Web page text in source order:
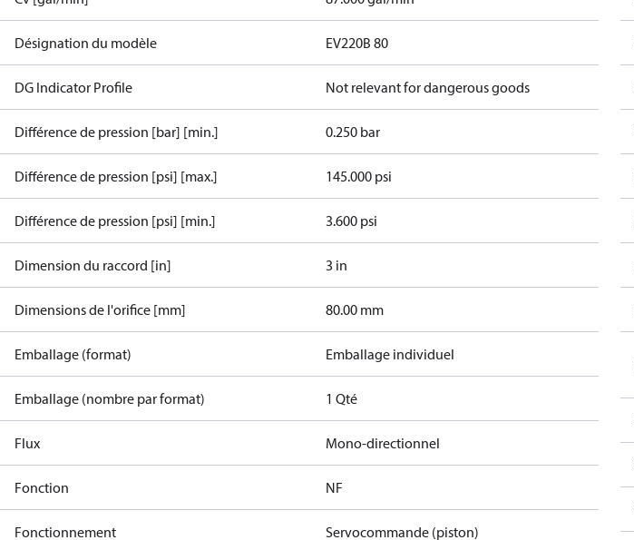
Désignation du modèle EV220B 80
DG Indicator Profile Not relevant for dangerous goods
Différence de pression [bar] [min.] 0.250 bar
Différence de pression [psi] [max.] 145.000 psi
Différence de pression [psi] [min.] 3.600 psi
Dimension du raccord [in] 3 in
Dimensions de l'orifice [mm] 80.00 mm
Emballage (format) Emballage individuel
Emballage (nombre par format) 1 Qté
Flux Mono-directionnel
Fonction NF
Fonctionnement Servocommande (piston)